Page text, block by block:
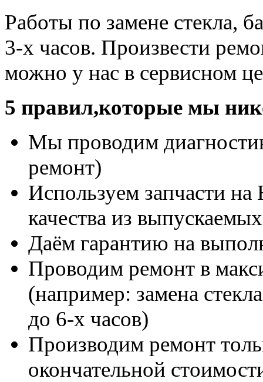
Работы по замене стекла,
3-х часов. Произвести
можно у нас в сервисном
5 правил,которые мы
Мы проводим
ремонт)
Используем запчасти
качества из
Даём гарантию на
Проводим ремонт в
(например: замена
до 6-х часов)
Производим ремонт
окончательной